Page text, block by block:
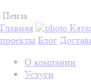
Пенза
Главная
проекты Блог
О компании
Услуги